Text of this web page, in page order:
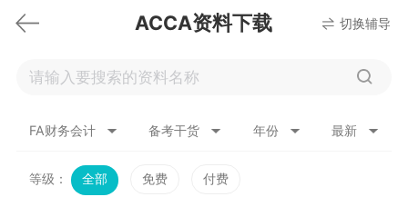
ACCA资料下载 切换辅导
FA财务会计 备考干货 年份 最新
等级： 全部 免费 付费